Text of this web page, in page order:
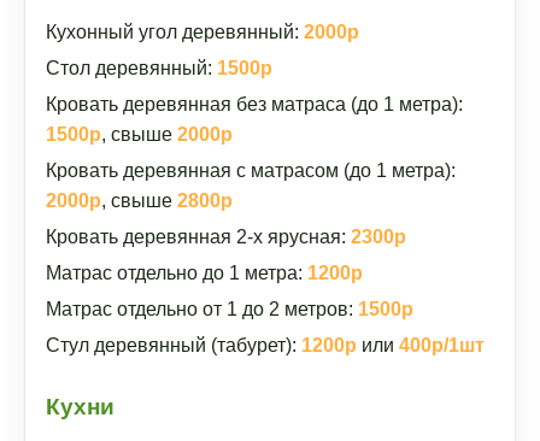
Кухонный угол деревянный: 2000р
Стол деревянный: 1500р
Кровать деревянная без матраса (до 1 метра):
1500р, свыше 2000р
Кровать деревянная с матрасом (до 1 метра):
2000р, свыше 2800р
Кровать деревянная 2-х ярусная: 2300р
Матрас отдельно до 1 метра: 1200р
Матрас отдельно от 1 до 2 метров: 1500р
Стул деревянный (табурет): 1200р или 400р/1шт
Кухни